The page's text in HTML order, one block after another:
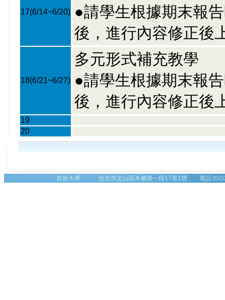
17(6/14~6/20) ●請學生根據期末報
後，進行內容修正後
18(6/21~6/27)
多元形式補充教學
●請學生根據期末報
後，進行內容修正後
19
20
世新大學 台北市文山區木柵路一段17巷1號 電話